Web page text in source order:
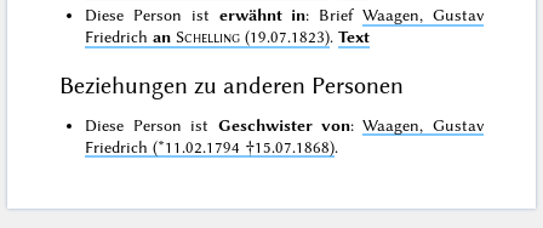
Diese Person ist erwähnt in: Brief Waagen, Gustav
Friedrichan Schelling (19.07.1823).Text
Beziehungen zu anderen Personen
Diese Person ist Geschwister von:Waagen, Gustav
Friedrich (*11.02.1794 †15.07.1868).